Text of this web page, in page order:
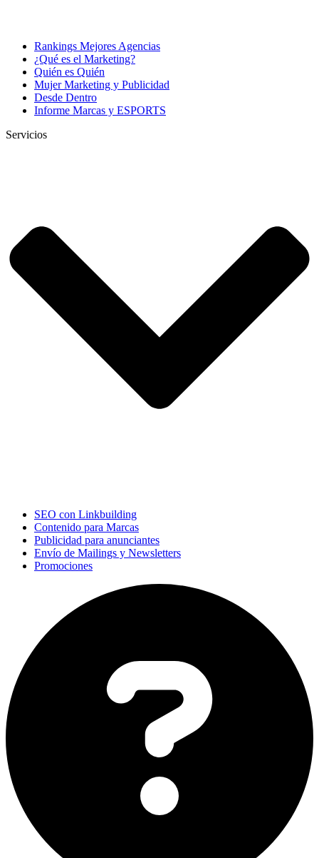
Rankings Mejores Agencias
¿Qué es el Marketing?
Quién es Quién
Mujer Marketing y Publicidad
Desde Dentro
Informe Marcas y ESPORTS
Servicios
SEO con Linkbuilding
Contenido para Marcas
Publicidad para anunciantes
Envío de Mailings y Newsletters
Promociones